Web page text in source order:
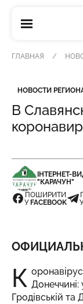
ГЛАВНАЯ
Категория
НОВОСТИ
Дата
В
ІНТЕРНЕТ-
"КАРАЧУН"
ПОШИРИТИ
У FACEBOOK
К Донеччині:
Гродівській